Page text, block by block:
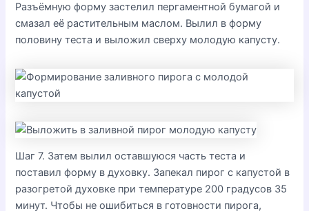
Разъёмную форму застелил пергаментной бумагой и
смазал её растительным маслом. Вылил в форму
половину теста и выложил сверху молодую капусту.
Шаг 7. Затем вылил оставшуюся часть теста и
поставил форму в духовку. Запекал пирог с капустой в
разогретой духовке при температуре 200 градусов 35
минут. Чтобы не ошибиться в готовности пирога,